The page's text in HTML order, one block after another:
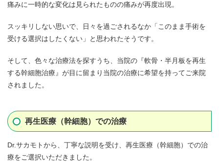
痛みに一時的な変化は見られたものの痛みが再度出現。
スッキリしない思いで、日々を過ごされるなか「このまま手術を
受ける選択はしたくない」と思われたそうです。
そして、色々な治療法を探すうち、当院の『軟骨・半月板を再生
する幹細胞治療』が目に留まり当院の治療に希望を持ってご来院
されました。
再生医療（幹細胞）での治療
Dr.サカモトから、丁寧な説明を受け、再生医療（幹細胞）での治
療をご選択いただきました。